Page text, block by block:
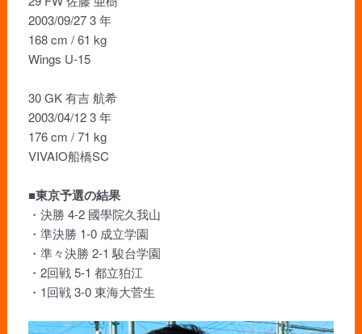
2003/09/27 3 年
168 cm / 61 kg
Wings U-15
30 GK 有吉 航希
2003/04/12 3 年
176 cm / 71 kg
VIVAIO船橋SC
■東京予選の結果
・決勝 4-2 國學院久我山
・準決勝 1-0 成立学園
・準々決勝 2-1 駿台学園
・2回戦 5-1 都立狛江
・1回戦 3-0 東海大菅生